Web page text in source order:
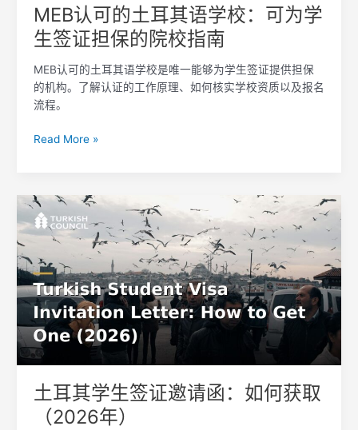
MEB认可的土耳其语学校：可为学
生签证担保的院校指南
MEB认可的土耳其语学校是唯一能够为学生签证提供担保
的机构。了解认证的工作原理、如何核实学校资质以及报名
流程。
为
学
签
证
担
的
指
南
Read More »
土耳其学生签证邀请函：如何获取
（2026年）
土
耳
其
学
生
签
证
邀
请
函：
何